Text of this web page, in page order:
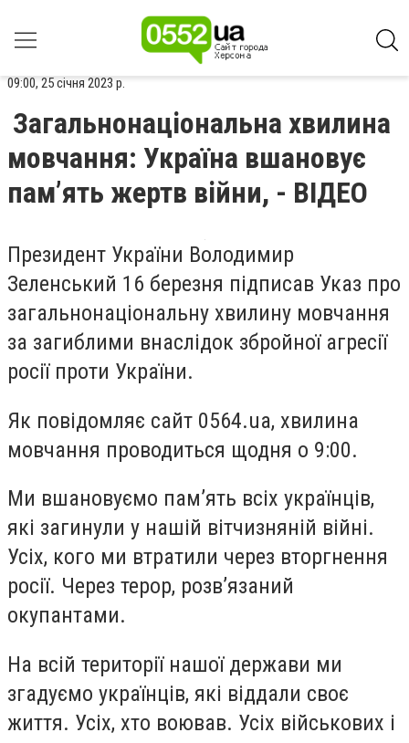
09:00, 25 січня 2023 р.
Загальнонаціональна хвилина
мовчання: Україна вшановує
пам’ять жертв війни, - ВІДЕО
Президент України Володимир
Зеленський 16 березня підписав Указ про
загальнонаціональну хвилину мовчання
за загиблими внаслідок збройної агресії
росії проти України.
Як повідомляє сайт 0564.ua, хвилина
мовчання проводиться щодня о 9:00.
Ми вшановуємо памʼять всіх українців,
які загинули у нашій вітчизняній війні.
Усіх, кого ми втратили через вторгнення
росії. Через терор, розвʼязаний
окупантами.
На всій території нашої держави ми
згадуємо українців, які віддали своє
життя. Усіх, хто воював. Усіх військових і